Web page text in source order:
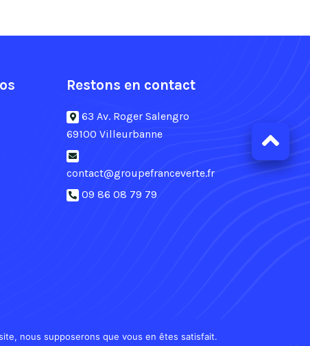
Restons en contact
63 Av. Roger Salengro
69100 Villeurbanne
contact@groupefranceverte.fr
09 86 08 79 79
nous supposerons que vous en êtes satisfait.